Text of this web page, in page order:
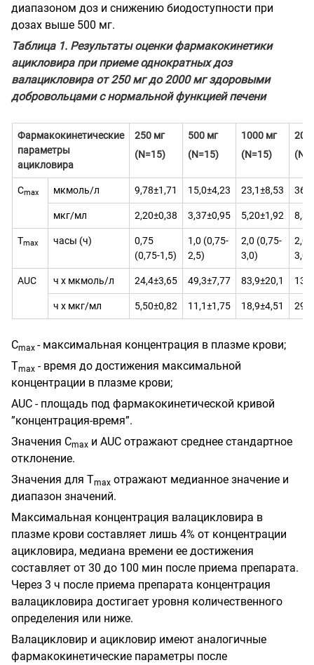
диапазоном доз и снижению биодоступности при
дозах выше 500 мг.
Таблица 1. Результаты оценки фармакокинетики
ацикловира при приеме однократных доз
валацикловира от 250 мг до 2000 мг здоровыми
добровольцами с нормальной функцией печени
Фармакокинетические
параметры
ацикловира
250 мг
(N=15)
500 мг
(N=15)
1000 мг
(N=15)
Сmax мкмоль/л 9,78±1,71 15,0±4,23 23,1±8,53
мкг/мл 2,20±0,38 3,37±0,95 5,20±1,92
Тmax часы (ч)
0,75
(0,75-1,5)
1,0 (0,75-
2,5)
2,0 (0,75-
3,0)
2,0
3,0)
AUC ч х мкмоль/л 24,4±3,65 49,3±7,77 83,9±20,1
ч х мкг/мл 5,50±0,82 11,1±1,75 18,9±4,51
Сmax - максимальная концентрация в плазме крови;
Тmax - время до достижения максимальной
концентрации в плазме крови;
AUC - площадь под фармакокинетической кривой
”концентрация-время”.
Значения Сmax и AUC отражают среднее стандартное
отклонение.
Значения для Тmax отражают медианное значение и
диапазон значений.
Максимальная концентрация валацикловира в
плазме крови составляет лишь 4% от концентрации
ацикловира, медиана времени ее достижения
составляет от 30 до 100 мин после приема препарата.
Через 3 ч после приема препарата концентрация
валацикловира достигает уровня количественного
определения или ниже.
Валацикловир и ацикловир имеют аналогичные
фармакокинетические параметры после